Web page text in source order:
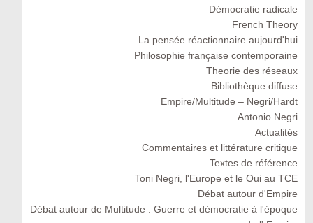
Démocratie radicale
French Theory
La pensée réactionnaire aujourd'hui
Philosophie française contemporaine
Theorie des réseaux
Bibliothèque diffuse
Empire/Multitude – Negri/Hardt
Antonio Negri
Actualités
Commentaires et littérature critique
Textes de référence
Toni Negri, l'Europe et le Oui au TCE
Débat autour d'Empire
Débat autour de Multitude : Guerre et démocratie à l'époque